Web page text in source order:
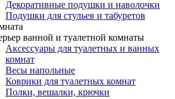
Декоративные подушки и наволочки
Подушки для стульев и табуретов
ванной и туалетной комнаты
Аксессуары для туалетных и ванных
комнат
Весы напольные
Коврики для туалетных комнат
Полки, вешалки, крючки